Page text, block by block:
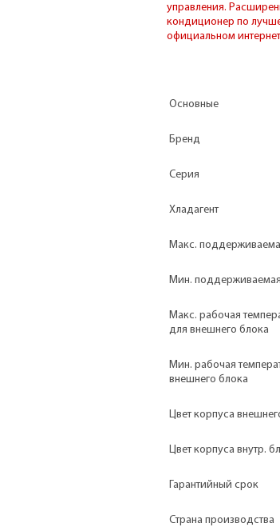
управления.
кондиционер по
официальном
Основные
Бренд
Серия
Хладагент
Макс.
Мин.
Макс. рабочая
для внешнего блока
Мин. рабочая
внешнего блока
Цвет корпуса
Цвет корпуса внутр.
Гарантийный срок
Страна производства